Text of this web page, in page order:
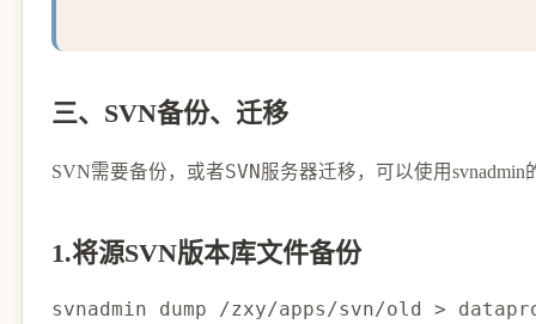
三、SVN备份、迁移
SVN需要备份，或者SVN服务器迁移，可以使用svnadmin
1.将源SVN版本库文件备份
svnadmin dump /zxy/apps/svn/old >